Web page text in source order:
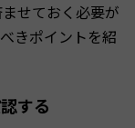
せておく必要が
きポイントを紹
する